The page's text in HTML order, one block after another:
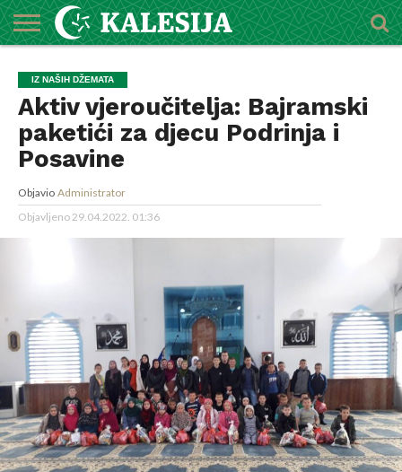
O
MEDŽLISU
DŽEMATI
IMAMI
MEKTEBSKI
CENTAR
VIJESTI
HUTBE
NAJAVE
KALENDAR
KONTAKT
IZ NAŠIH DŽEMATA
Aktiv vjeroučitelja: Bajramski
paketići za djecu Podrinja i
Posavine
Objavio Administrator
Objavljeno29.04.2022. 01:36